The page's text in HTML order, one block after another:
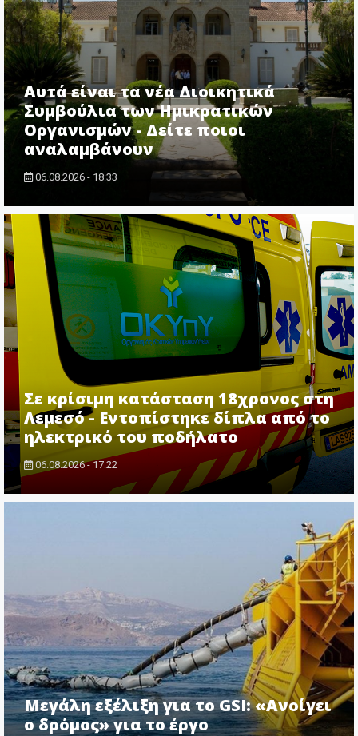
Αυτά είναι τα νέα Διοικητικά
Συμβούλια των Ημικρατικών
Οργανισμών - Δείτε ποιοι
αναλαμβάνουν
06.08.2026 - 18:33
Σε κρίσιμη κατάσταση 18χρονος στη
Λεμεσό - Εντοπίστηκε δίπλα από το
ηλεκτρικό του ποδήλατο
06.08.2026 - 17:22
Μεγάλη εξέλιξη για το GSI: «Ανοίγει
ο δρόμος» για το έργο